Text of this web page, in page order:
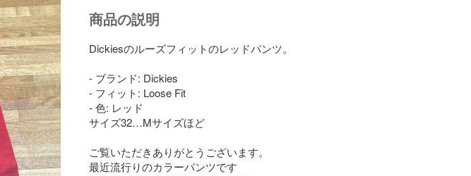
商品の説明
Dickiesのルーズフィットのレッドパンツ。
- ブランド: Dickies
- フィット: Loose Fit
- 色: レッド
サイズ32…Mサイズほど
ご覧いただきありがとうございます。
最近流行りのカラーパンツです